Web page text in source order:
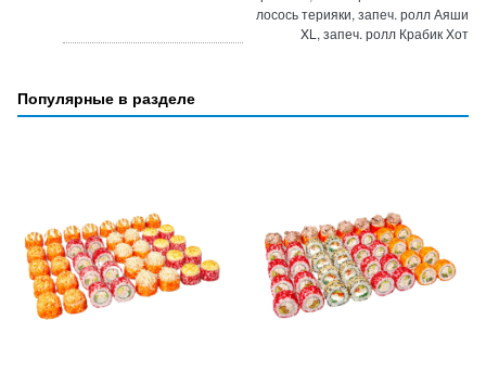
лосось терияки, запеч. ролл Аяши
XL, запеч. ролл Крабик Хот
Популярные в разделе